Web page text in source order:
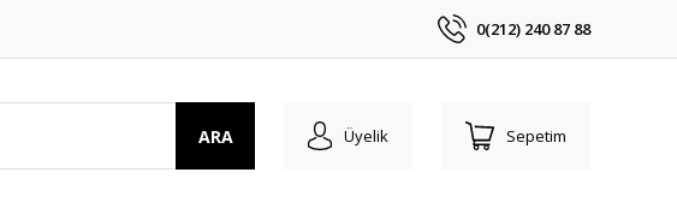
0(212) 240 87 88
ARA Üyelik Sepetim